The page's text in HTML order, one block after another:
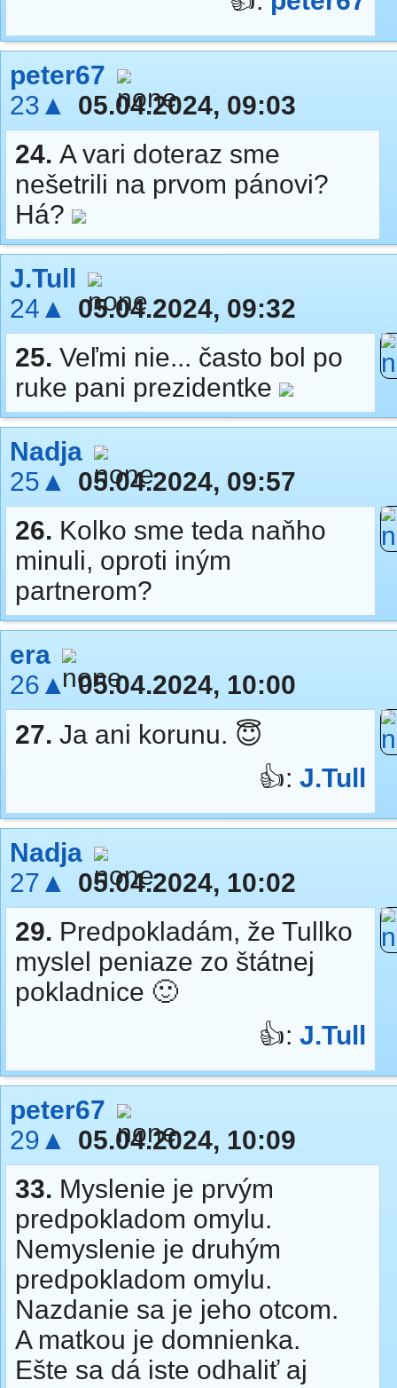
peter67
23▲
05.04.2024, 09:03
24. A vari doteraz sme
nešetrili na prvom pánovi?
Há?
J.Tull
24▲
05.04.2024, 09:32
25. Veľmi nie... často bol po
ruke pani prezidentke
Nadja
25▲
05.04.2024, 09:57
26. Kolko sme teda naňho
minuli, oproti iným
partnerom?
era
26▲ 05.04.2024, 10:00
27. Ja ani korunu. 😇
👍: J.Tull
Nadja
27▲
05.04.2024, 10:02
29. Predpokladám, že Tullko
myslel peniaze zo štátnej
pokladnice 🙂
👍: J.Tull
peter67
29▲
05.04.2024, 10:09
33. Myslenie je prvým
predpokladom omylu.
Nemyslenie je druhým
predpokladom omylu.
Nazdanie sa je jeho otcom.
A matkou je domnienka.
Ešte sa dá iste odhaliť aj